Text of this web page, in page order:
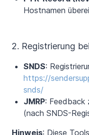
Hostnamen
2. Registrierung
SNDS:
https://
snds/
JMRP: Feedback
(nach SNDS-
Hinweis: Diese